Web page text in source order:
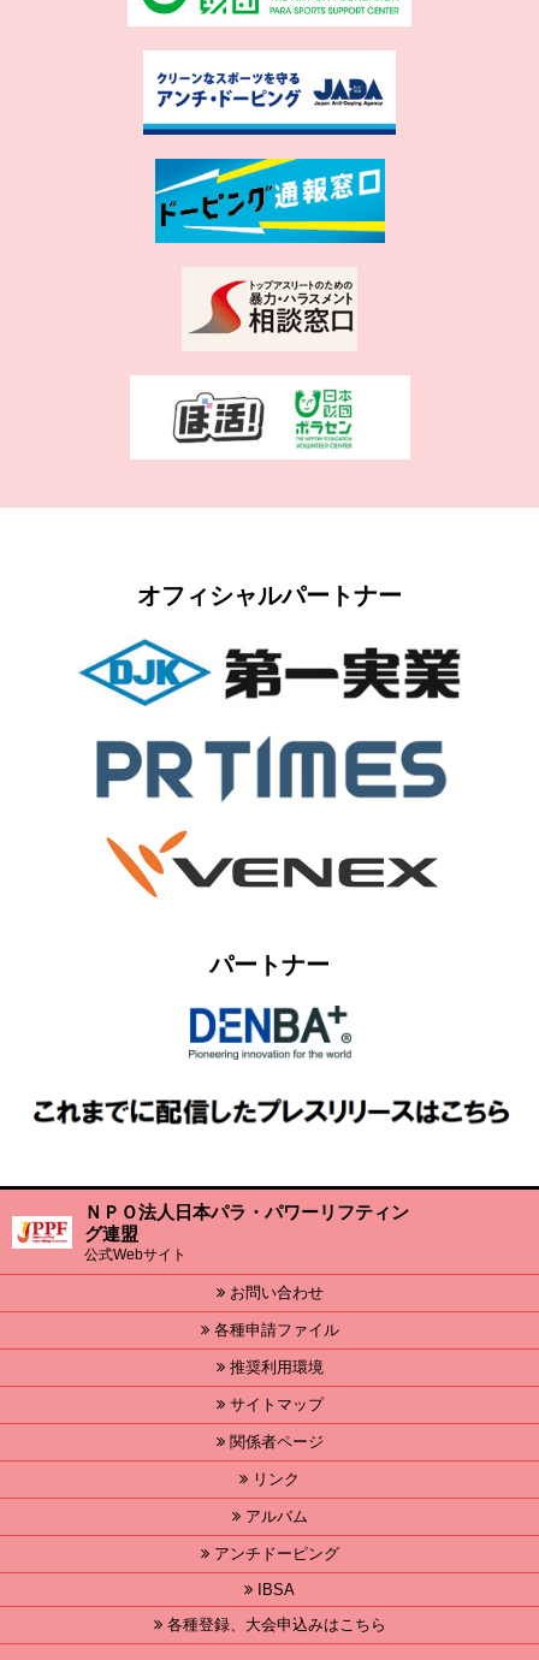
オフィシャルパートナー
パートナー
ＮＰＯ法人日本パラ・パワーリフティン
グ連盟
公式Webサイト
お問い合わせ
各種申請ファイル
推奨利用環境
サイトマップ
関係者ページ
リンク
アルバム
アンチドーピング
IBSA
各種登録、大会申込みはこちら